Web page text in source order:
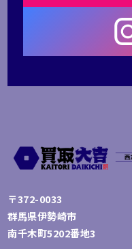
〒372-0033
群馬県伊勢崎市
南千木町5202番地3